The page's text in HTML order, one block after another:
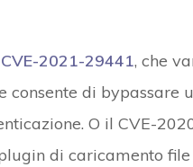
CVE-2021-29441, che
consente di bypassare
O il CVE-
di caricamento file